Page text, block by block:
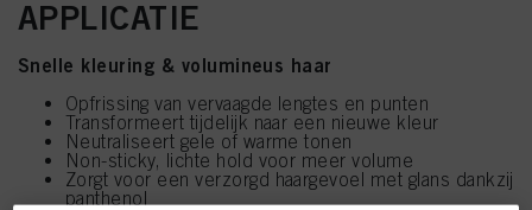
APPLICATIE
Snelle kleuring & volumineus haar
Opfrissing van vervaagde lengtes en punten
Transformeert tijdelijk naar een nieuwe kleur
Neutraliseert gele of warme tonen
Non-sticky, lichte hold voor meer volume
Zorgt voor een verzorgd haargevoel met glans dankzij
panthenol